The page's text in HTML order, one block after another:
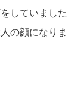
していました
の顔になりま